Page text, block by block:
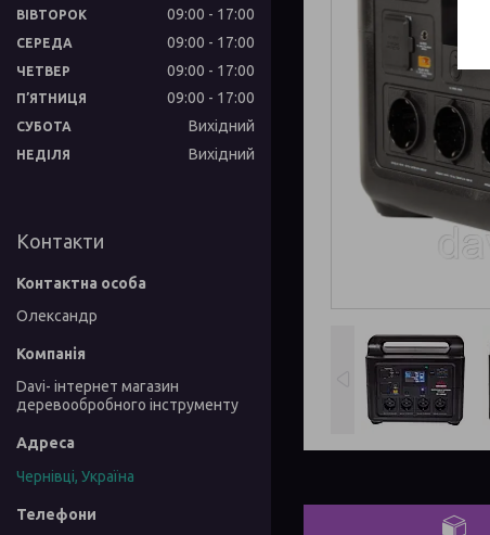
ВІВТОРОК 09:00 17:00
СЕРЕДА 09:00 17:00
ЧЕТВЕР 09:00 17:00
ПʼЯТНИЦЯ 09:00 17:00
СУБОТА Вихідний
НЕДІЛЯ Вихідний
Контакти
Олександр
Davi- інтернет магазин
деревообробного інструменту
Чернівці, Україна